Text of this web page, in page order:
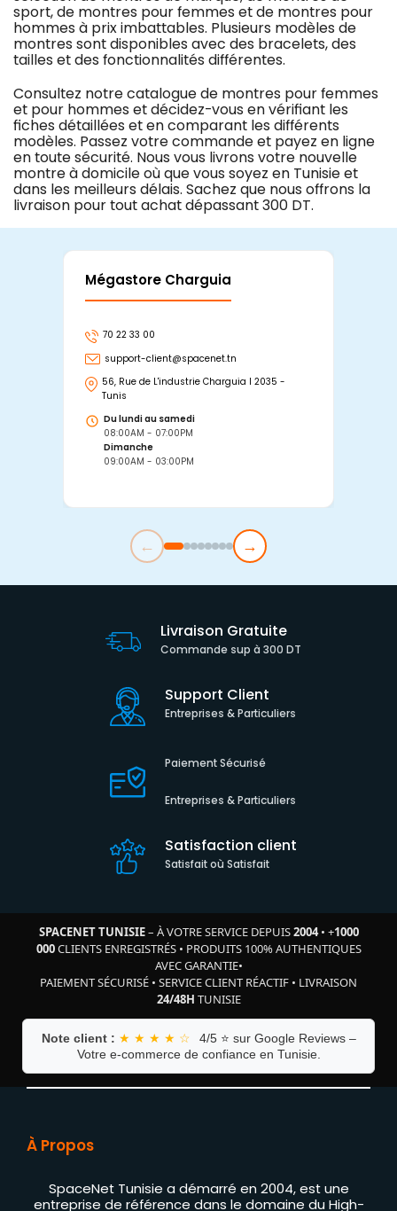
sport, de montres pour femmes et de montres pour
hommes à prix imbattables. Plusieurs modèles de
montres sont disponibles avec des bracelets, des
tailles et des fonctionnalités différentes.
Consultez notre catalogue de montres pour femmes
et pour hommes et décidez-vous en vérifiant les
fiches détaillées et en comparant les différents
modèles. Passez votre commande et payez en ligne
en toute sécurité. Nous vous livrons votre nouvelle
montre à domicile où que vous soyez en Tunisie et
dans les meilleurs délais. Sachez que nous offrons la
livraison pour tout achat dépassant 300 DT.
Mégastore Charguia
70 22 33 00
support-client@spacenet.tn
56, Rue de L'industrie Charguia I 2035 -
Tunis
Du lundi au samedi
08:00AM - 07:00PM
Dimanche
09:00AM - 03:00PM
← →
Livraison Gratuite
Commande sup à 300 DT
Support Client
Entreprises & Particuliers
Paiement Sécurisé
Entreprises & Particuliers
Satisfaction client
Satisfait où Satisfait
SPACENET TUNISIE– À VOTRE SERVICE DEPUIS2004• +1000
000CLIENTS ENREGISTRÉS• PRODUITS 100% AUTHENTIQUES
AVEC GARANTIE•
PAIEMENT SÉCURISÉ • SERVICE CLIENT RÉACTIF • LIVRAISON
24/48H TUNISIE
Note client : ★ ★ ★ ★ ☆
4/5 ⭐ sur Google Reviews –
Votre e-commerce de confiance en Tunisie.
À Propos
SpaceNet Tunisie a démarré en 2004, est une
entreprise de référence dans le domaine du High-